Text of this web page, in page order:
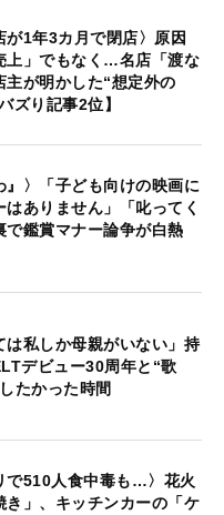
が1年3カ月で閉店〉原因
上」でもなく…名店「渡な
主が明かした“想定外の
ズり記事2位】
』〉「子ども向けの映画に
ありません」「叱ってく
で鑑賞マナー論争が白熱
は私しか母親がいない」持
デビュー30周年と“歌
たかった時間
で510人食中毒も…〉花火
き」、キッチンカーの「ケ